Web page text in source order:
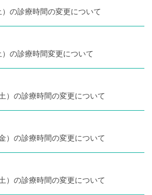
の診療時間の変更について
の診療時間変更について
）の診療時間の変更について
）の診療時間の変更について
）の診療時間の変更について